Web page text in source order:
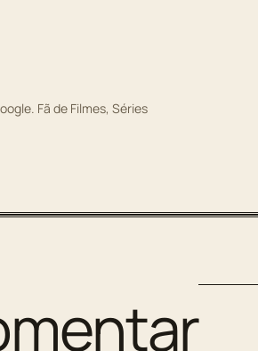
Fã de Filmes, Séries